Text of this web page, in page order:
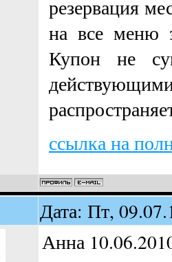
резервация
на все меню
Купон не
ссылка на
Дата: Пт,
Анна